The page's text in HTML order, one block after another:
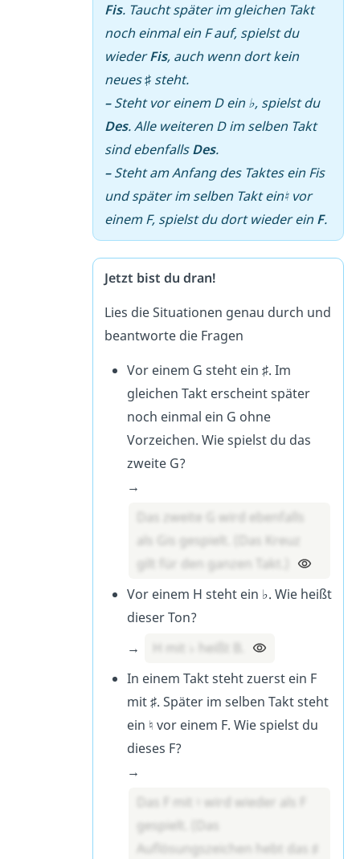
Fis. Taucht später im gleichen Takt
noch einmal ein F auf, spielst du
wiederFis, auch wenn dort kein
neues ♯ steht.
–Steht vor einem D ein ♭, spielst du
Des. Alle weiteren D im selben Takt
sind ebenfallsDes.
–Steht am Anfang des Taktes ein Fis
und später im selben Takt ein♮ vor
einem F, spielst du dort wieder ein F.
Jetzt bist du dran!
Lies die Situationen genau durch und
beantworte die Fragen
Vor einem G steht ein ♯. Im
gleichen Takt erscheint später
noch einmal ein G ohne
Vorzeichen. Wie spielst du das
zweite G?
→
Das zweite G wird ebenfalls
als Gis gespielt. (Das Kreuz
gilt für den ganzen Takt.)
Vor einem H steht ein ♭. Wie heißt
dieser Ton?
→
H mit ♭ heißt B.
In einem Takt steht zuerst ein F
mit ♯. Später im selben Takt steht
ein ♮ vor einem F. Wie spielst du
dieses F?
→
Das F mit ♮ wird wieder als F
gespielt. (Das
Auflösungszeichen hebt das ♯